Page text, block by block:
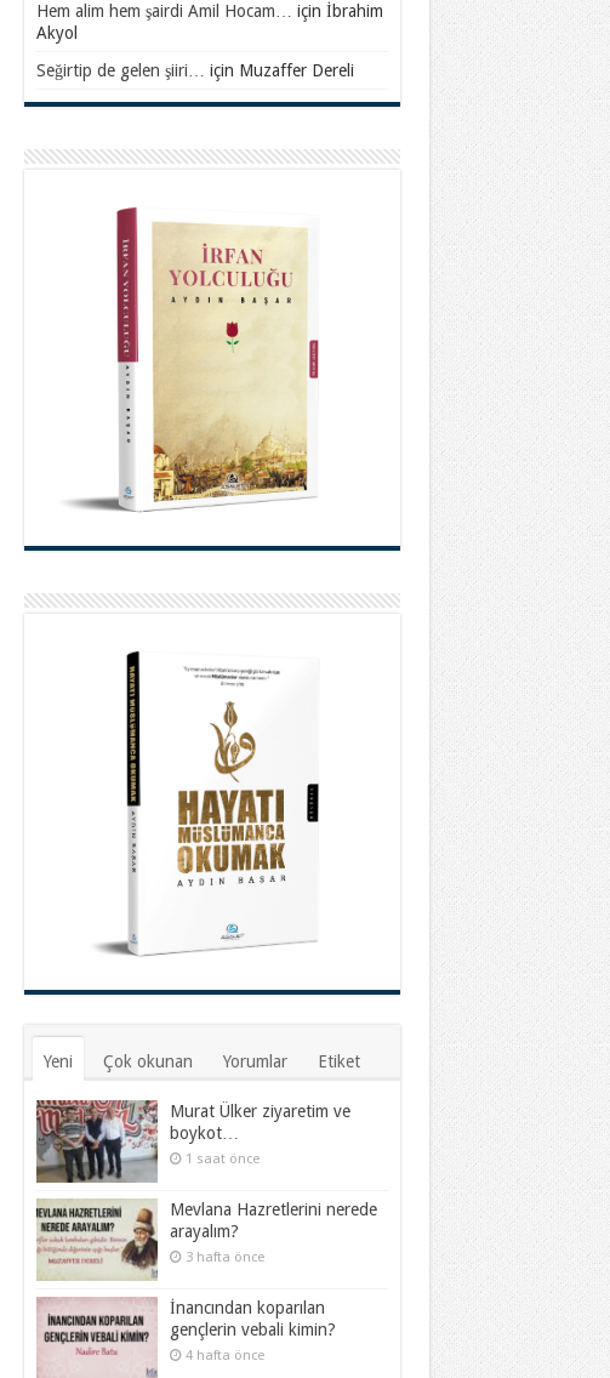
Hem alim hem şairdi Amil Hocam…
için İbrahim
Akyol
Seğirtip de gelen şiiri…
için Muzaffer Dereli
Yeni Çok okunan Yorumlar Etiket
Murat Ülker ziyaretim ve
boykot…
1 saat önce
Mevlana Hazretlerini nerede
arayalım?
3 hafta önce
İnancından koparılan
gençlerin vebali kimin?
4 hafta önce